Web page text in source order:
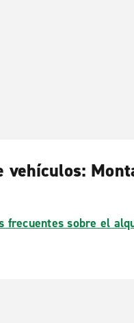
frecuentes sobre el